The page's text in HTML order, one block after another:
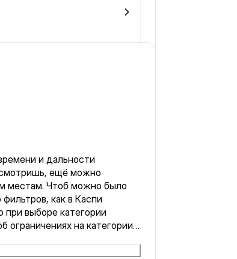
и дальности
ещё можно
местам. Чтоб можно было
как в Каспи
при выборе категории
ограничениях на категории